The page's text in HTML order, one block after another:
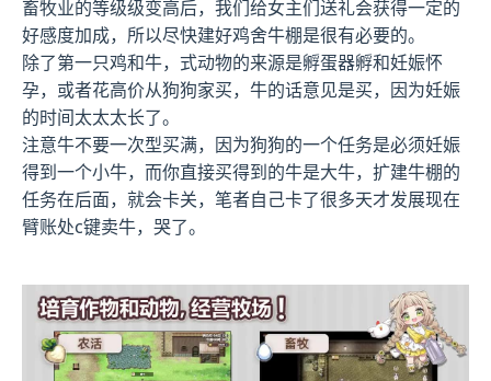
畜牧业的等级级变高后，我们给女主们送礼会获得一定的
好感度加成，所以尽快建好鸡舍牛棚是很有必要的。
除了第一只鸡和牛，式动物的来源是孵蛋器孵和妊娠怀
孕，或者花高价从狗狗家买，牛的话意见是买，因为妊娠
的时间太太太长了。
注意牛不要一次型买满，因为狗狗的一个任务是必须妊娠
得到一个小牛，而你直接买得到的牛是大牛，扩建牛棚的
任务在后面，就会卡关，笔者自己卡了很多天才发展现在
臂账处c键卖牛，哭了。